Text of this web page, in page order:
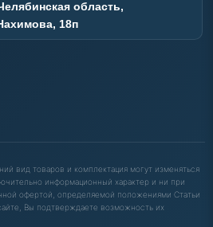
область,
18п
вид товаров и комплектация могут изменяться
информационный характер и ни при
офертой, определяемой положениями Статьи
Вы подтверждаете возможность их